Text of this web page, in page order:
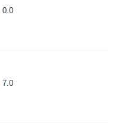
0.0
7.0